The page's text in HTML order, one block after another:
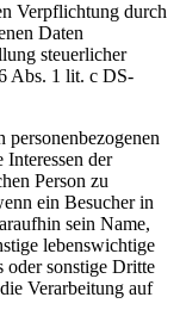
Verpflichtung durch
Daten
steuerlicher
Abs. 1 lit. c DS-
der
Person zu
ein Besucher in
sein Name,
lebenswichtige
oder sonstige Dritte
Verarbeitung auf